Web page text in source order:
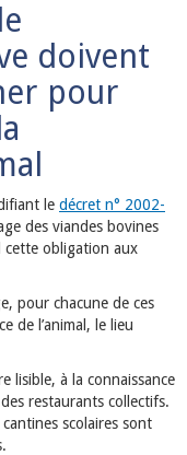
doivent
pour
le décret n° 2002-
des viandes bovines
cette obligation aux
pour chacune de ces
de l’animal, le lieu
lisible, à la connaissance
restaurants collectifs.
scolaires sont